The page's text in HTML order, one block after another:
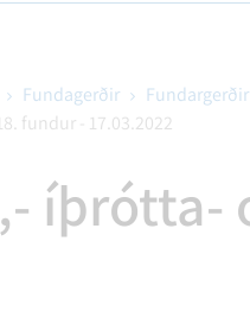
HEIMILI OG FJÖLSKYLDUR
SUNDLAUGAR OG
FJÁRMÁL OG
BYGGINGAMÁL
Fundagerðir Fundargerðir
fundur - 17.03.2022
íþrótta-